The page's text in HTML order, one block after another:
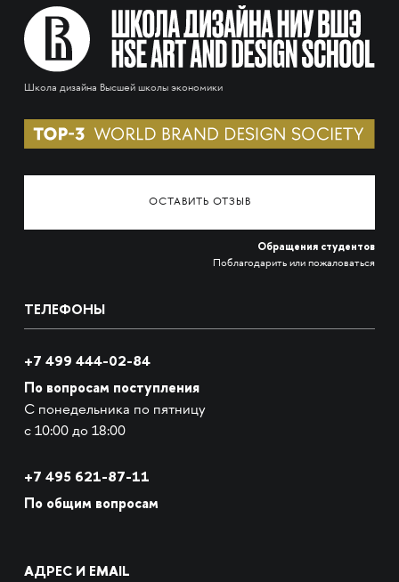
Школа дизайна Высшей школы экономики
ОСТАВИТЬ ОТЗЫВ
Обращения студентов
Поблагодарить или пожаловаться
ТЕЛЕФОНЫ
+7 499 444-02-84
По вопросам поступления
С понедельника по пятницу
с 10:00 до 18:00
+7 495 621-87-11
По общим вопросам
АДРЕС И EMAIL